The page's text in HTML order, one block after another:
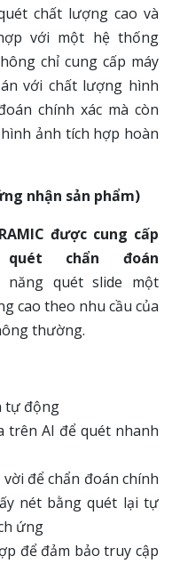
chất lượng cao và
với một hệ thống
chỉ cung cấp máy
với chất lượng hình
chính xác mà còn
ảnh tích hợp hoàn
nhận sản phẩm)
được cung cấp
chẩn đoán
năng quét slide một
cao theo nhu cầu của
thường.
tự động
trên AI để quét nhanh
để chẩn đoán chính
nét bằng quét lại tự
ứng
để đảm bảo truy cập